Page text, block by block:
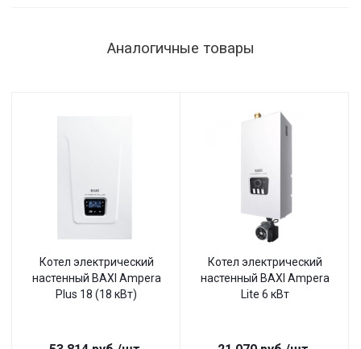
Аналогичные товары
Котел электрический
настенный BAXI Ampera
Plus 18 (18 кВт)
Котел электрический
настенный BAXI Ampera
Lite 6 кВт